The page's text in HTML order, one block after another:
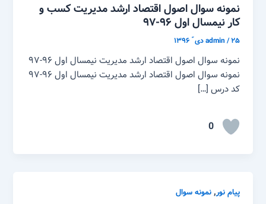
نمونه سوال اصول اقتصاد ارشد مدیریت کسب و
کار نیمسال اول ۹۶-۹۷
admin/۲۵ دی ّ ۱۳۹۶
نمونه سوال اصول اقتصاد ارشد مدیریت نیمسال اول ۹۶-۹۷
نمونه سوال اصول اقتصاد ارشد مدیریت نیمسال اول ۹۶-۹۷
کد درس […]
0
پیام نور,نمونه سوال